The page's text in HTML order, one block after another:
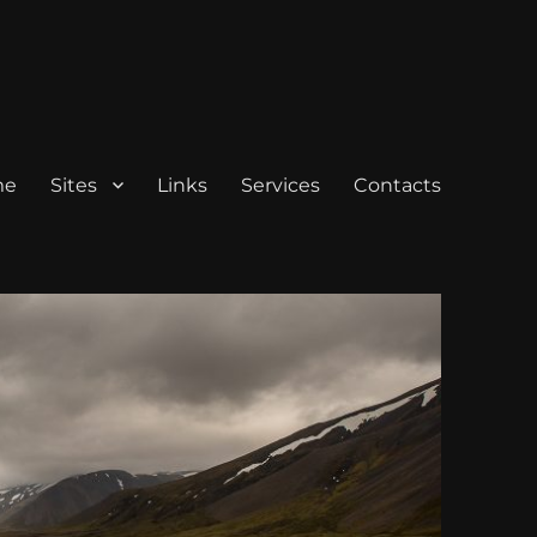
Sites Links Services Contacts